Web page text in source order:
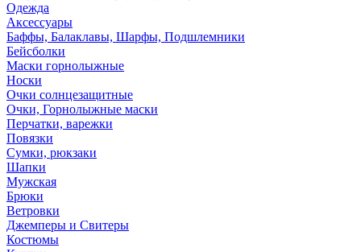
Одежда
Аксессуары
Баффы, Балаклавы, Шарфы, Подшлемники
Бейсболки
Маски горнолыжные
Носки
Очки солнцезащитные
Очки, Горнолыжные маски
Перчатки, варежки
Повязки
Сумки, рюкзаки
Шапки
Мужская
Брюки
Ветровки
Джемперы и Свитеры
Костюмы